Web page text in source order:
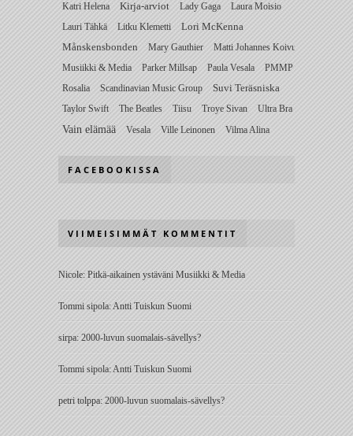
Katri Helena
Kirja-arviot Lady Gaga
Laura Moisio
Lauri Tähkä
Litku Klemetti
Lori McKenna
Månskensbonden
Mary Gauthier
Matti Johannes Koivu
Musiikki & Media
Parker Millsap Paula Vesala
PMMP
Rosalia
Scandinavian Music Group
Suvi Teräsniska
Taylor Swift
The Beatles Tiisu Troye Sivan Ultra Bra
Vain elämää Vesala Ville Leinonen Vilma Alina
FACEBOOKISSA
VIIMEISIMMÄT KOMMENTIT
Nicole: Pitkä-aikainen ystäväni Musiikki & Media
Tommi sipola:Antti Tuiskun Suomi
sirpa: 2000-luvun suomalais-sävellys?
Tommi sipola:Antti Tuiskun Suomi
petri tolppa: 2000-luvun suomalais-sävellys?